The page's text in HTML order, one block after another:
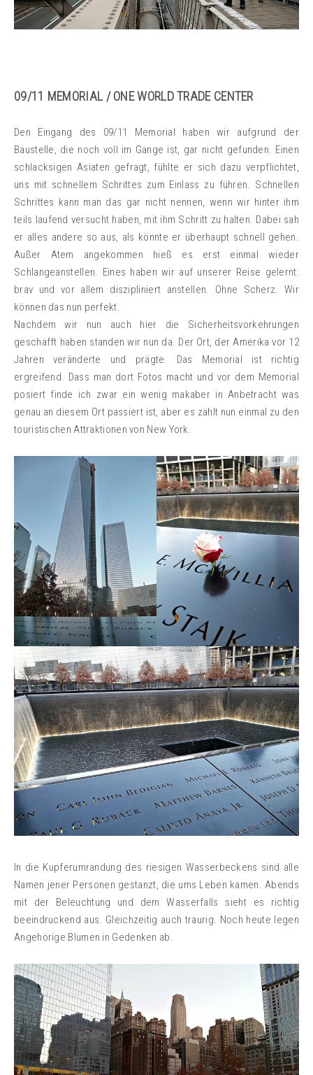
09/11 MEMORIAL /ONE WORLD TRADE CENTER
Den Eingang des 09/11 Memorial haben wir aufgrund der
Baustelle, die noch voll im Gange ist, gar nicht gefunden. Einen
schlacksigen Asiaten gefragt, fühlte er sich dazu verpflichtet,
uns mit schnellem Schrittes zum Einlass zu führen. Schnellen
Schrittes kann man das gar nicht nennen, wenn wir hinter ihm
teils laufend versucht haben, mit ihm Schritt zu halten. Dabei sah
er alles andere so aus, als könnte er überhaupt schnell gehen.
Außer Atem angekommen hieß es erst einmal wieder
Schlangeanstellen. Eines haben wir auf unserer Reise gelernt:
brav und vor allem diszipliniert anstellen. Ohne Scherz. Wir
können das nun perfekt.
Nachdem wir nun auch hier die Sicherheitsvorkehrungen
geschafft haben standen wir nun da. Der Ort, der Amerika vor 12
Jahren veränderte und prägte. Das Memorial ist richtig
ergreifend. Dass man dort Fotos macht und vor dem Memorial
posiert finde ich zwar ein wenig makaber in Anbetracht was
genau an diesem Ort passiert ist, aber es zählt nun einmal zu den
touristischen Attraktionen von New York.
In die Kupferumrandung des riesigen Wasserbeckens sind alle
Namen jener Personen gestanzt, die ums Leben kamen. Abends
mit der Beleuchtung und dem Wasserfalls sieht es richtig
beeindruckend aus. Gleichzeitig auch traurig. Noch heute legen
Angehörige Blumen in Gedenken ab.